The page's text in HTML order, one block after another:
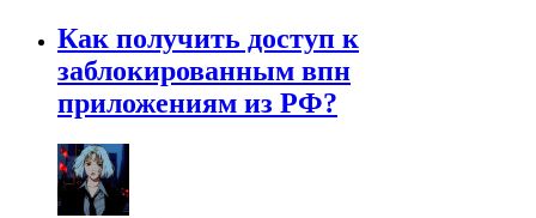
Как получить доступ к
заблокированным впн
приложениям из РФ?